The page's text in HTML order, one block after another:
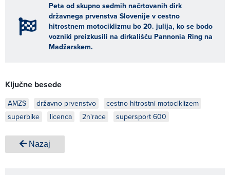
Peta od skupno sedmih načrtovanih dirk
državnega prvenstva Slovenije v cestno
hitrostnem motociklizmu bo 20. julija, ko se bodo
vozniki preizkusili na dirkališču Pannonia Ring na
Madžarskem.
Ključne besede
AMZS državno prvenstvo
cestno hitrostni motociklizem
superbike
licenca 2n'race supersport 600
Nazaj